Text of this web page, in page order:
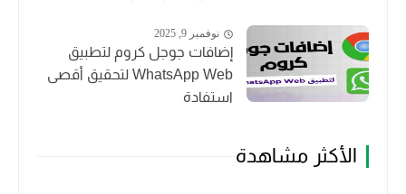
نوفمبر 9, 2025
إضافات جوجل كروم لتطبيق
WhatsApp Web لتحقيق أقصى
استفادة
الأكثر مشاهدة